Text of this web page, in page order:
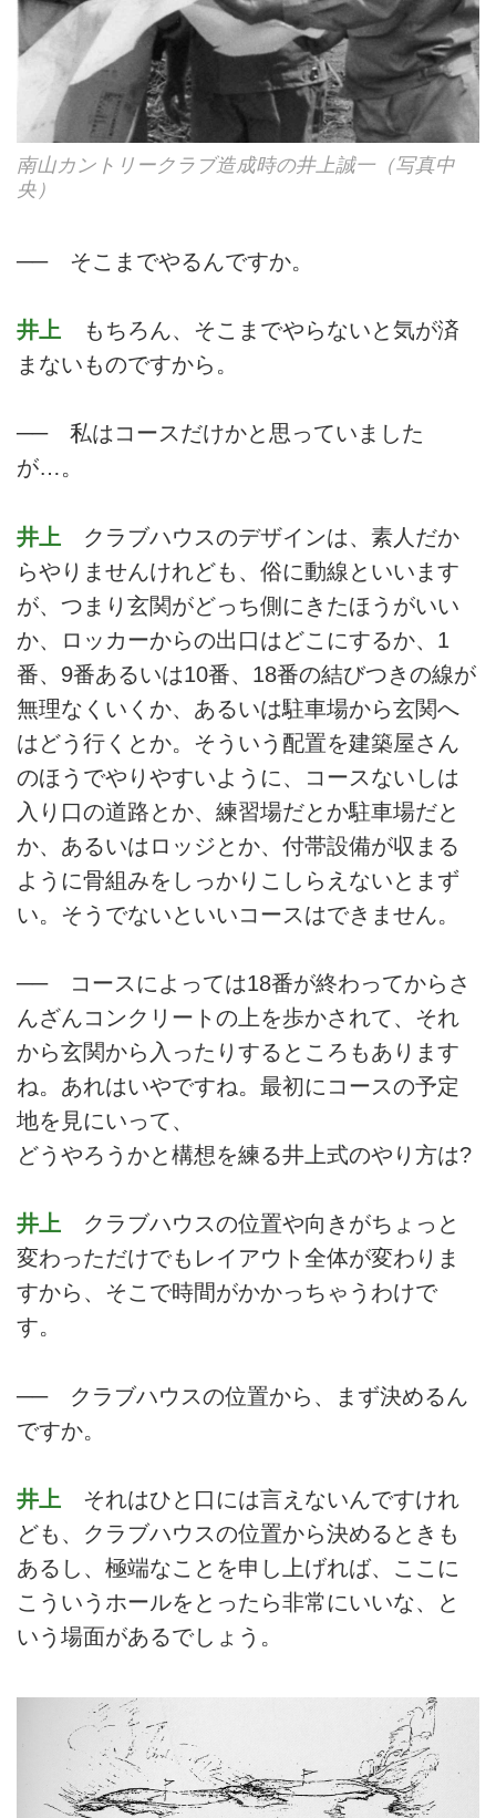
南山カントリークラブ造成時の井上誠一（写真中
央）
── そこまでやるんですか。
井上 もちろん、そこまでやらないと気が済
まないものですから。
── 私はコースだけかと思っていました
が…。
井上 クラブハウスのデザインは、素人だか
らやりませんけれども、俗に動線といいます
が、つまり玄関がどっち側にきたほうがいい
か、ロッカーからの出口はどこにするか、1
番、9番あるいは10番、18番の結びつきの線が
無理なくいくか、あるいは駐車場から玄関へ
はどう行くとか。そういう配置を建築屋さん
のほうでやりやすいように、コースないしは
入り口の道路とか、練習場だとか駐車場だと
か、あるいはロッジとか、付帯設備が収まる
ように骨組みをしっかりこしらえないとまず
い。そうでないといいコースはできません。
── コースによっては18番が終わってからさ
んざんコンクリートの上を歩かされて、それ
から玄関から入ったりするところもあります
ね。あれはいやですね。最初にコースの予定
地を見にいって、
どうやろうかと構想を練る井上式のやり方は?
井上 クラブハウスの位置や向きがちょっと
変わっただけでもレイアウト全体が変わりま
すから、そこで時間がかかっちゃうわけで
す。
── クラブハウスの位置から、まず決めるん
ですか。
井上 それはひと口には言えないんですけれ
ども、クラブハウスの位置から決めるときも
あるし、極端なことを申し上げれば、ここに
こういうホールをとったら非常にいいな、と
いう場面があるでしょう。